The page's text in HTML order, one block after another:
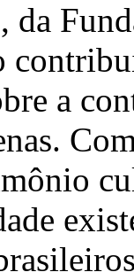
da
a